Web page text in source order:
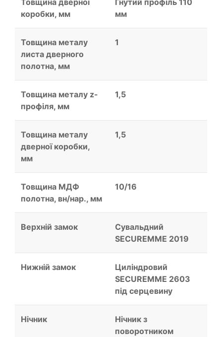
Товщина дверної
коробки, мм
Гнутий профіль 110
мм
Товщина металу
листа дверного
полотна, мм
1
Товщина металу z-
профіля, мм
1,5
Товщина металу
дверної коробки,
мм
1,5
Товщина МДФ
полотна, вн/нар., мм
10/16
Верхній замок
Сувальдний
SECUREMME 2019
Нижній замок
Циліндровий
SECUREMME 2603
під серцевину
Нічник
Нічник з
поворотником